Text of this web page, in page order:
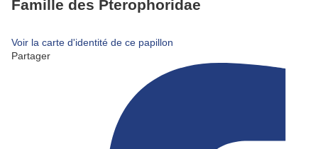
Famille des Pterophoridae
Voir la carte d'identité de ce papillon
Partager